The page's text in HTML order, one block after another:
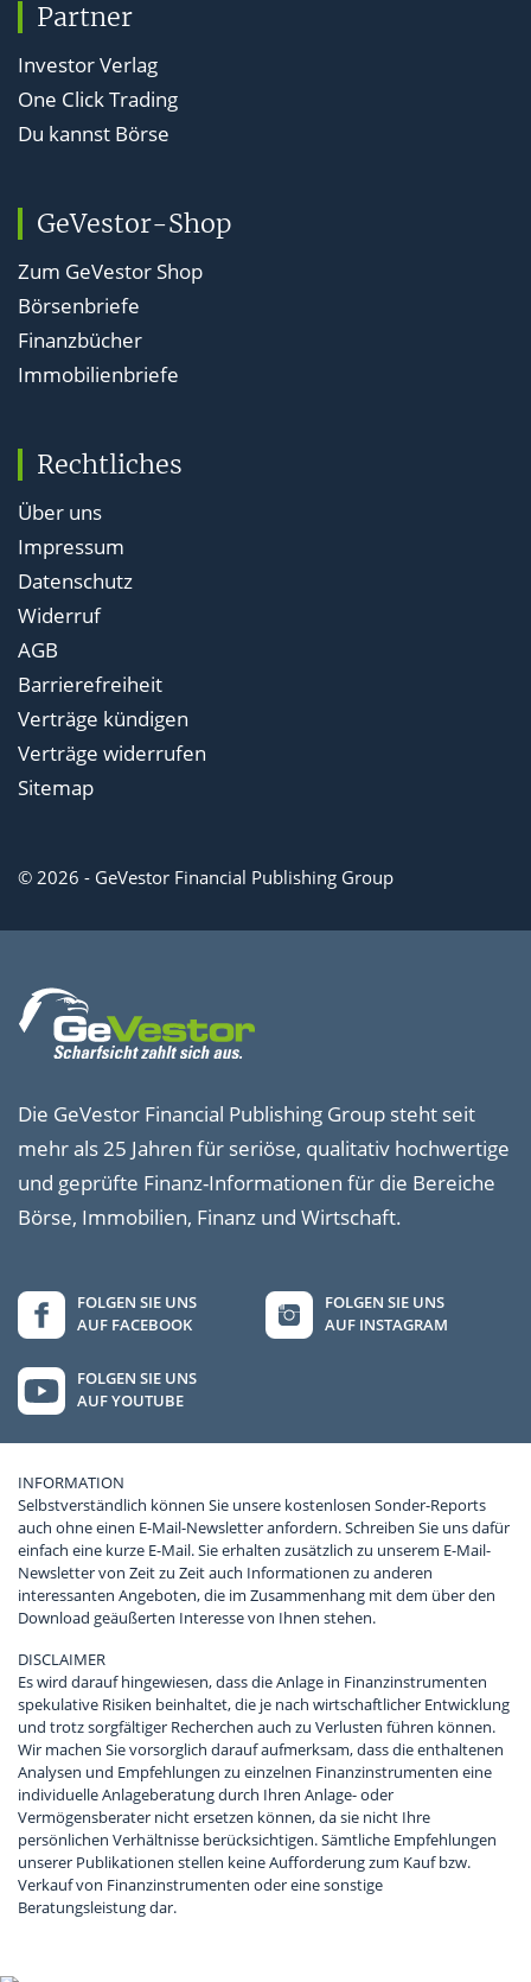
Partner
Investor Verlag
One Click Trading
Du kannst Börse
GeVestor-Shop
Zum GeVestor Shop
Börsenbriefe
Finanzbücher
Immobilienbriefe
Rechtliches
Über uns
Impressum
Datenschutz
Widerruf
AGB
Barrierefreiheit
Verträge kündigen
Verträge widerrufen
Sitemap
© 2026 - GeVestor Financial Publishing Group
Die GeVestor Financial Publishing Group steht seit
mehr als 25 Jahren für seriöse, qualitativ hochwertige
und geprüfte Finanz-Informationen für die Bereiche
Börse, Immobilien, Finanz und Wirtschaft.
FOLGEN SIE UNS
AUF FACEBOOK
FOLGEN SIE UNS
AUF INSTAGRAM
FOLGEN SIE UNS
AUF YOUTUBE
INFORMATION
Selbstverständlich können Sie unsere kostenlosen Sonder-Reports
auch ohne einen E-Mail-Newsletter anfordern. Schreiben Sie uns dafür
einfach eine kurze E-Mail. Sie erhalten zusätzlich zu unserem E-Mail-
Newsletter von Zeit zu Zeit auch Informationen zu anderen
interessanten Angeboten, die im Zusammenhang mit dem über den
Download geäußerten Interesse von Ihnen stehen.
DISCLAIMER
Es wird darauf hingewiesen, dass die Anlage in Finanzinstrumenten
spekulative Risiken beinhaltet, die je nach wirtschaftlicher Entwicklung
und trotz sorgfältiger Recherchen auch zu Verlusten führen können.
Wir machen Sie vorsorglich darauf aufmerksam, dass die enthaltenen
Analysen und Empfehlungen zu einzelnen Finanzinstrumenten eine
individuelle Anlageberatung durch Ihren Anlage- oder
Vermögensberater nicht ersetzen können, da sie nicht Ihre
persönlichen Verhältnisse berücksichtigen. Sämtliche Empfehlungen
unserer Publikationen stellen keine Aufforderung zum Kauf bzw.
Verkauf von Finanzinstrumenten oder eine sonstige
Beratungsleistung dar.